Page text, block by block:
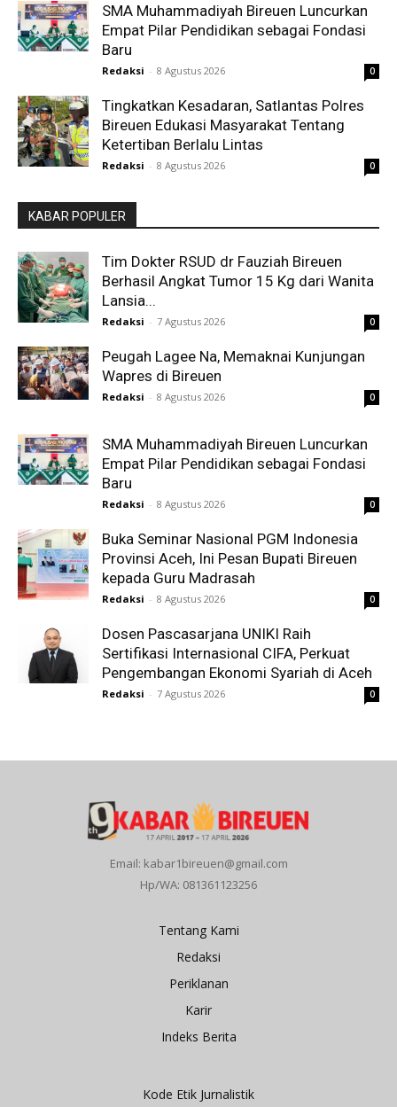
SMA Muhammadiyah Bireuen Luncurkan
Empat Pilar Pendidikan sebagai Fondasi
Baru
Redaksi - 8 Agustus 2026 0
Tingkatkan Kesadaran, Satlantas Polres
Bireuen Edukasi Masyarakat Tentang
Ketertiban Berlalu Lintas
Redaksi - 8 Agustus 2026 0
KABAR POPULER
Tim Dokter RSUD dr Fauziah Bireuen
Berhasil Angkat Tumor 15 Kg dari Wanita
Lansia...
Redaksi - 7 Agustus 2026 0
Peugah Lagee Na, Memaknai Kunjungan
Wapres di Bireuen
Redaksi - 8 Agustus 2026 0
SMA Muhammadiyah Bireuen Luncurkan
Empat Pilar Pendidikan sebagai Fondasi
Baru
Redaksi - 8 Agustus 2026 0
Buka Seminar Nasional PGM Indonesia
Provinsi Aceh, Ini Pesan Bupati Bireuen
kepada Guru Madrasah
Redaksi - 8 Agustus 2026 0
Dosen Pascasarjana UNIKI Raih
Sertifikasi Internasional CIFA, Perkuat
Pengembangan Ekonomi Syariah di Aceh
Redaksi - 7 Agustus 2026 0
Email: kabar1bireuen@gmail.com
Hp/WA: 081361123256
Tentang Kami
Redaksi
Periklanan
Karir
Indeks Berita
Kode Etik Jurnalistik